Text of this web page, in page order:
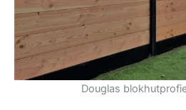
Douglas